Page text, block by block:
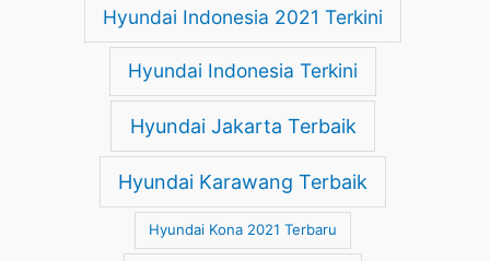
Hyundai Indonesia 2021 Terkini
Hyundai Indonesia Terkini
Hyundai Jakarta Terbaik
Hyundai Karawang Terbaik
Hyundai Kona 2021 Terbaru